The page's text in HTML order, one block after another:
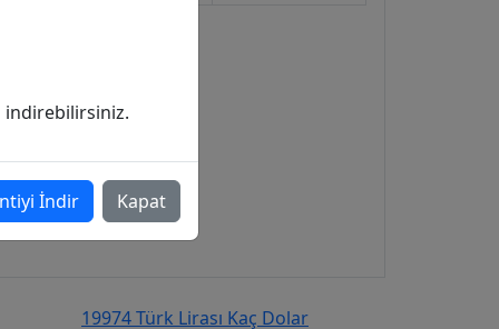
19974 Türk Lirası Kaç Dolar
indirebilirsiniz.
İndir Kapat